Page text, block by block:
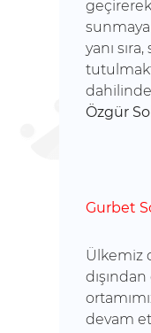
sunmaya
yanı
Özgür
Gurbet
Ülkemiz
devam